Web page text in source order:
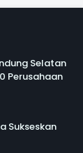
Selatan
Perusahaan
Sukseskan